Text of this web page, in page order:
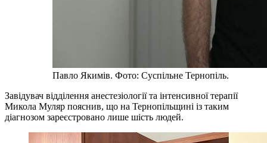
Павло Якимів. Фото: Суспільне Тернопіль.
Завідувач відділення анестезіології та інтенсивної терапії
Микола Муляр пояснив, що на Тернопільщині із таким
діагнозом зареєстровано лише шість людей.